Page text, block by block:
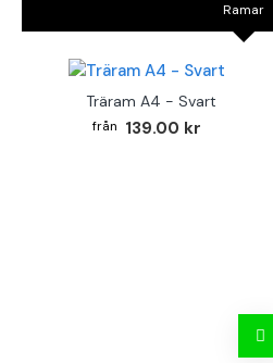
Ramar
Träram A4 - Svart
139.00 kr